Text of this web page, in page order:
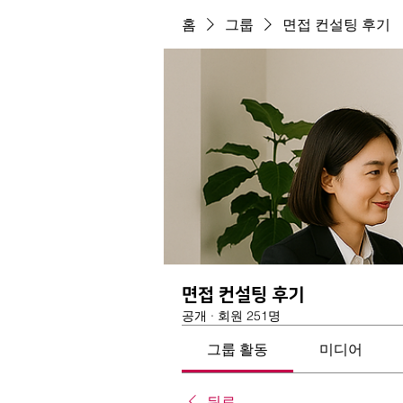
홈 그룹 면접 컨설팅 후기
면접 컨설팅 후기
공개 · 회원 251명
그룹 활동 미디어